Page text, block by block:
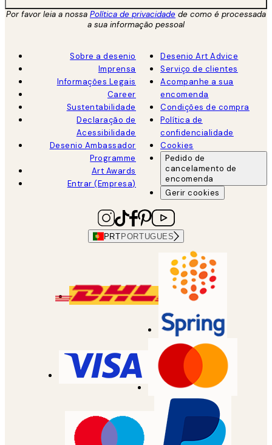
Por favor leia a nossa Política de privacidade de como é processada
a sua informação pessoal
Sobre a desenio
Imprensa
Informações Legais
Career
Sustentabilidade
Declaração de
Acessibilidade
Desenio Ambassador
Programme
Art Awards
Entrar (Empresa)
Desenio Art Advice
Serviço de clientes
Acompanhe a sua
encomenda
Condições de compra
Política de
confidencialidade
Cookies
Pedido de
cancelamento de
encomenda
Gerir cookies
PRT PORTUGUES